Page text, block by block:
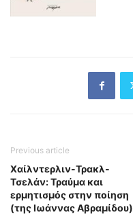
Previous article
Χαίλντερλιν-Τρακλ-
Τσελάν: Τραύμα και
ερμητισμός στην ποίηση
(της Ιωάννας Αβραμίδου)